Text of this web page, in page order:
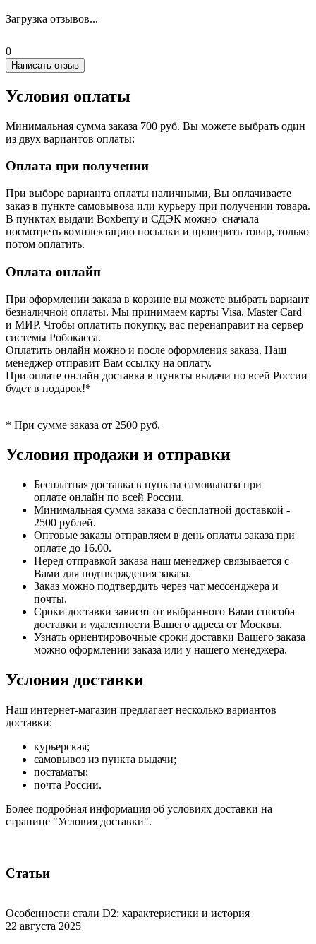
Загрузка отзывов...
0
Написать отзыв
Условия оплаты
Минимальная сумма заказа 700 руб. Вы можете выбрать один
из двух вариантов оплаты:
Оплата при получении
При выборе варианта оплаты наличными, Вы оплачиваете
заказ в пункте самовывоза или курьеру при получении товара.
В пунктах выдачи Boxberry и СДЭК можно сначала
посмотреть комплектацию посылки и проверить товар, только
потом оплатить.
Оплата онлайн
При оформлении заказа в корзине вы можете выбрать вариант
безналичной оплаты. Мы принимаем карты Visa, Master Card
и МИР. Чтобы оплатить покупку, вас перенаправит на сервер
системы Робокасса.
Оплатить онлайн можно и после оформления заказа. Наш
менеджер отправит Вам ссылку на оплату.
При оплате онлайн доставка в пункты выдачи по всей России
будет в подарок!*
* При сумме заказа от 2500 руб.
Условия продажи и отправки
Бесплатная доставка в пункты самовывоза при
оплате онлайн по всей России.
Минимальная сумма заказа с бесплатной доставкой -
2500 рублей.
Оптовые заказы отправляем в день оплаты заказа при
оплате до 16.00.
Перед отправкой заказа наш менеджер связывается с
Вами для подтверждения заказа.
Заказ можно подтвердить через чат мессенджера и
почты.
Сроки доставки зависят от выбранного Вами способа
доставки и удаленности Вашего адреса от Москвы.
Узнать ориентировочные сроки доставки Вашего заказа
можно оформлении заказа или у нашего менеджера.
Условия доставки
Наш интернет-магазин предлагает несколько вариантов
доставки:
курьерская;
самовывоз из пункта выдачи;
постаматы;
почта России.
Более подробная информация об условиях доставки на
странице "Условия доставки".
Статьи
Особенности стали D2: характеристики и история
22 августа 2025